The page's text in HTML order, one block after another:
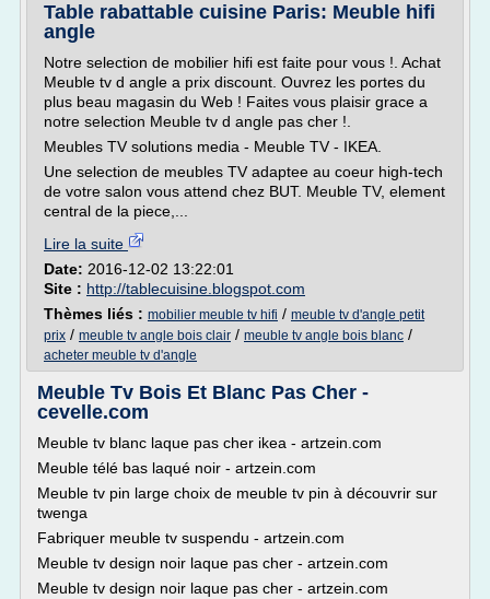
Table rabattable cuisine Paris: Meuble hifi
angle
Notre selection de mobilier hifi est faite pour vous !. Achat
Meuble tv d angle a prix discount. Ouvrez les portes du
plus beau magasin du Web ! Faites vous plaisir grace a
notre selection Meuble tv d angle pas cher !.
Meubles TV solutions media - Meuble TV - IKEA.
Une selection de meubles TV adaptee au coeur high-tech
de votre salon vous attend chez BUT. Meuble TV, element
central de la piece,...
Lire la suite
Date: 2016-12-02 13:22:01
Site : http://tablecuisine.blogspot.com
Thèmes liés : mobilier meuble tv hifi / meuble tv d'angle petit
prix / meuble tv angle bois clair / meuble tv angle bois blanc /
acheter meuble tv d'angle
Meuble Tv Bois Et Blanc Pas Cher -
cevelle.com
Meuble tv blanc laque pas cher ikea - artzein.com
Meuble télé bas laqué noir - artzein.com
Meuble tv pin large choix de meuble tv pin à découvrir sur
twenga
Fabriquer meuble tv suspendu - artzein.com
Meuble tv design noir laque pas cher - artzein.com
Meuble tv design noir laque pas cher - artzein.com